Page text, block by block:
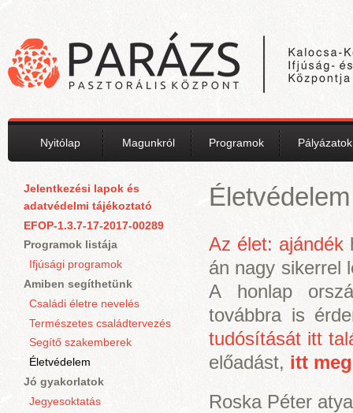
Nyitólap Magunkról Programok Pályázatok
Jelentkezési lapok és
adatvédelmi tájékoztató
EFOP-1.3.7-17-2017-00289
Programok listája
Ifjúsági programok
Amiben segíthetünk
Családi életre nevelés
Természetes családtervezés
Segítő szakemberek
Életvédelem
Jó gyakorlatok
Jegyesoktatás
Életvédelem
Az élet: ajándék
án nagy sikerrel
A honlap
továbbra is
tudósítását itt
előadást, itt
Roska Péter